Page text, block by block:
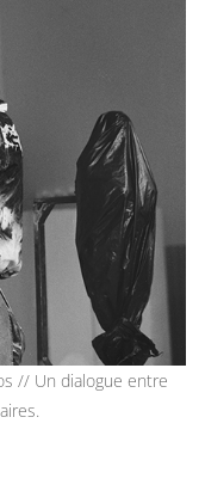
// Un dialogue entre